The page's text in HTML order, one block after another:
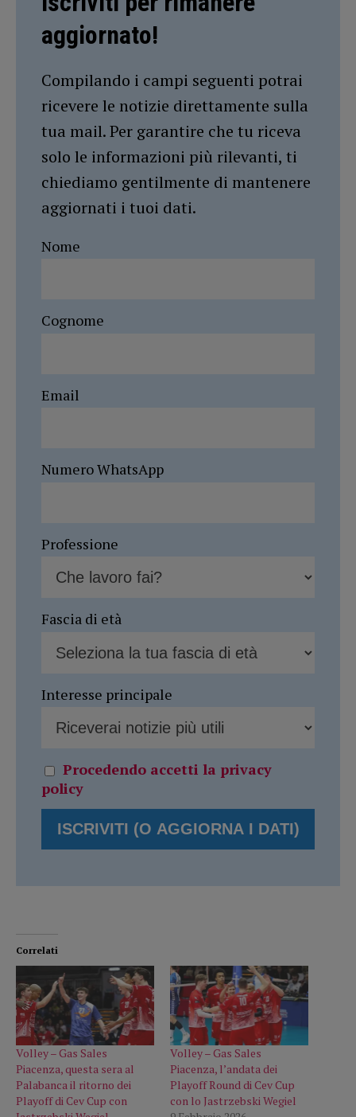
aggiornato!
Compilando i campi seguenti potrai
ricevere le notizie direttamente sulla
tua mail. Per garantire che tu riceva
solo le informazioni più rilevanti, ti
chiediamo gentilmente di mantenere
aggiornati i tuoi dati.
Nome
Cognome
Email
Numero WhatsApp
Professione
Fascia di età
Interesse principale
Procedendo accetti la privacy
policy
Correlati
Volley – Gas Sales
Piacenza, questa sera al
Palabanca il ritorno dei
Playoff di Cev Cup con
Volley – Gas Sales
Piacenza, l’andata dei
Playoff Round di Cev Cup
con lo Jastrzebski Wegiel